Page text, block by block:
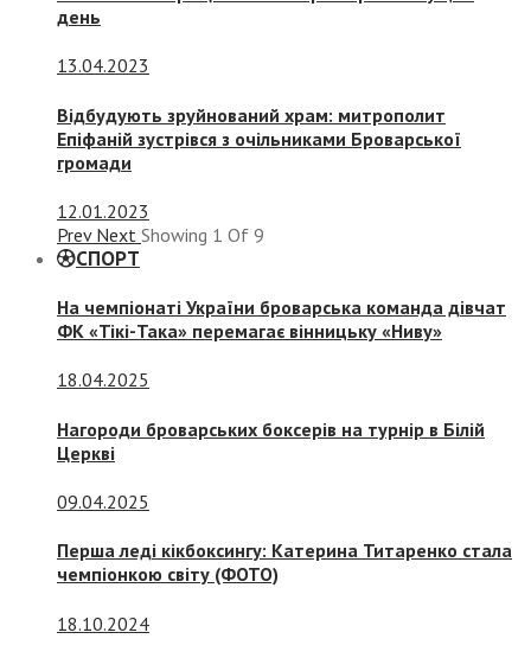
день
13.04.2023
Відбудують зруйнований храм: митрополит
Епіфаній зустрівся з очільниками Броварської
громади
12.01.2023
Prev Next Showing 1 Of 9
СПОРТ
На чемпіонаті України броварська команда дівчат
ФК «Тікі-Така» перемагає вінницьку «Ниву»
18.04.2025
Нагороди броварських боксерів на турнір в Білій
Церкві
09.04.2025
Перша леді кікбоксингу: Катерина Титаренко стала
чемпіонкою світу (ФОТО)
18.10.2024